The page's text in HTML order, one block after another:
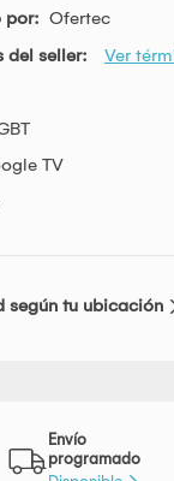
por: Ofertec
del seller:
Ver
TV
tu ubicación
Envío
programado